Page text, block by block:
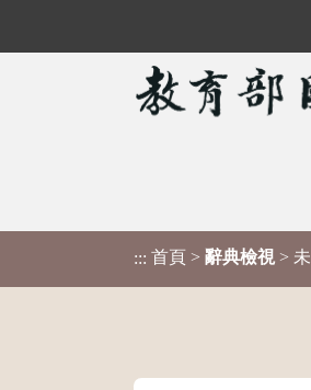
::: 首頁 > 辭典檢視 > 未